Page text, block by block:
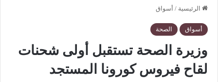
الرئيسية / أسواق
أسواق الصحة
وزيرة الصحة تستقبل أولى شحنات
لقاح فيروس كورونا المستجد